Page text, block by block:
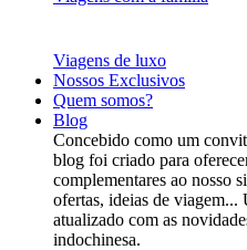
Viagens de luxo
Nossos Exclusivos
Quem somos?
Blog
Concebido como um
blog foi criado para
complementares ao nosso
ofertas, ideias de
atualizado com as
indochinesa.